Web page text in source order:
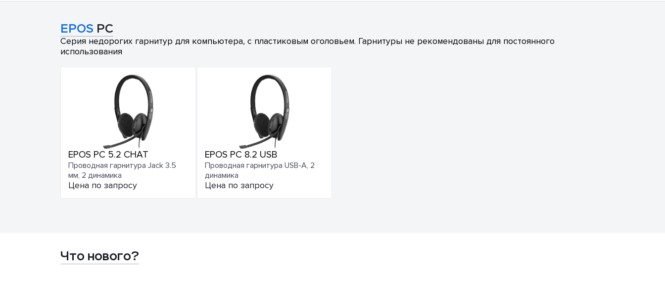
EPOS PC
Серия недорогих гарнитур для компьютера, с пластиковым оголовьем. Гарнитуры не рекомендованы для постоянного
использования
EPOS PC 5.2 CHAT
Проводная гарнитура Jack 3.5
мм, 2 динамика
Цена по запросу
EPOS PC 8.2 USB
Проводная гарнитура USB-A, 2
динамика
Цена по запросу
Что нового?